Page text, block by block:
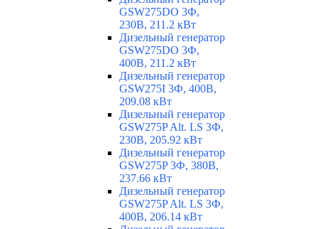
GSW275DO 3Ф,
230В, 211.2 кВт
Дизельный генератор
GSW275DO 3Ф,
400В, 211.2 кВт
Дизельный генератор
GSW275I 3Ф, 400В,
209.08 кВт
Дизельный генератор
GSW275P Alt. LS 3Ф,
230В, 205.92 кВт
Дизельный генератор
GSW275P 3Ф, 380В,
237.66 кВт
Дизельный генератор
GSW275P Alt. LS 3Ф,
400В, 206.14 кВт